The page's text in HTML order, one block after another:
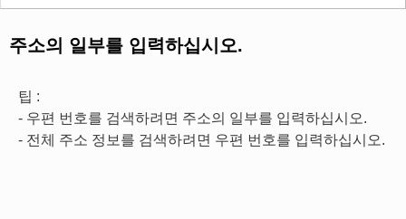
주소의 일부를 입력하십시오.
팁 :
- 우편 번호를 검색하려면 주소의 일부를 입력하십시오.
- 전체 주소 정보를 검색하려면 우편 번호를 입력하십시오.